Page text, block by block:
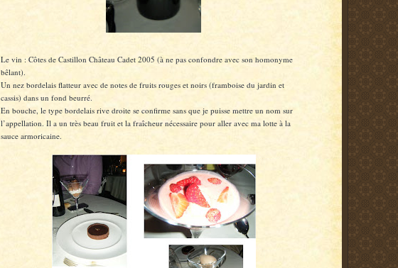
Le vin : Côtes de Castillon Château Cadet 2005 (à ne pas confondre avec son homonyme
bêlant).
Un nez bordelais flatteur avec de notes de fruits rouges et noirs (framboise du jardin et
cassis) dans un fond beurré.
En bouche, le type bordelais rive droite se confirme sans que je puisse mettre un nom sur
l’appellation. Il a un très beau fruit et la fraîcheur nécessaire pour aller avec ma lotte à la
sauce armoricaine.